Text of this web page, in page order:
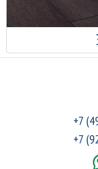
+7
+7